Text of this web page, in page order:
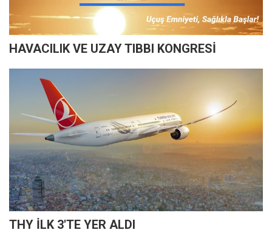
HAVACILIK VE UZAY TIBBI KONGRESİ
THY İLK 3'TE YER ALDI